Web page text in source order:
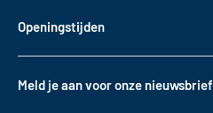
Daktransport voor bedrijfswagens
Bezorgen & Afhalen
Retourneren
Garantie
Tasveld 14
3417XS Montfoort
+31 (0)348 220 138
Openingstijden
Maandag t/m. vrijdag
10:00 - 17:00
Meld je aan voor onze nieuwsbrief